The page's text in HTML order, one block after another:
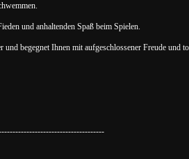
und anhaltenden Spaß beim Spielen.
begegnet Ihnen mit aufgeschlossener Freude und